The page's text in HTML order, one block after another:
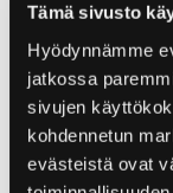
Tämä sivusto
Hyödynnämme
jatkossa
sivujen
kohdennetun
evästeistä ovat
onnistuvat
luonnossa